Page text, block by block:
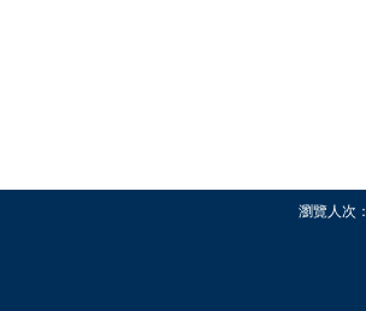
瀏覽人次：